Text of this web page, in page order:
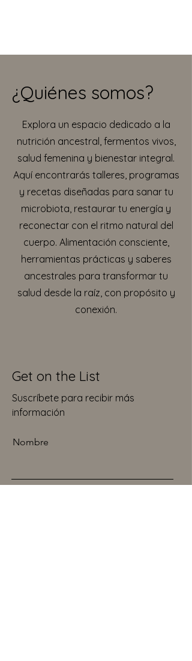
¿Quiénes somos?
Explora un espacio dedicado a la
nutrición ancestral, fermentos vivos,
salud femenina y bienestar integral.
Aquí encontrarás talleres, programas
y recetas diseñadas para sanar tu
microbiota, restaurar tu energía y
reconectar con el ritmo natural del
cuerpo. Alimentación consciente,
herramientas prácticas y saberes
ancestrales para transformar tu
salud desde la raíz, con propósito y
conexión.
Get on the List
Suscríbete para recibir más
información
Nombre
Apellido